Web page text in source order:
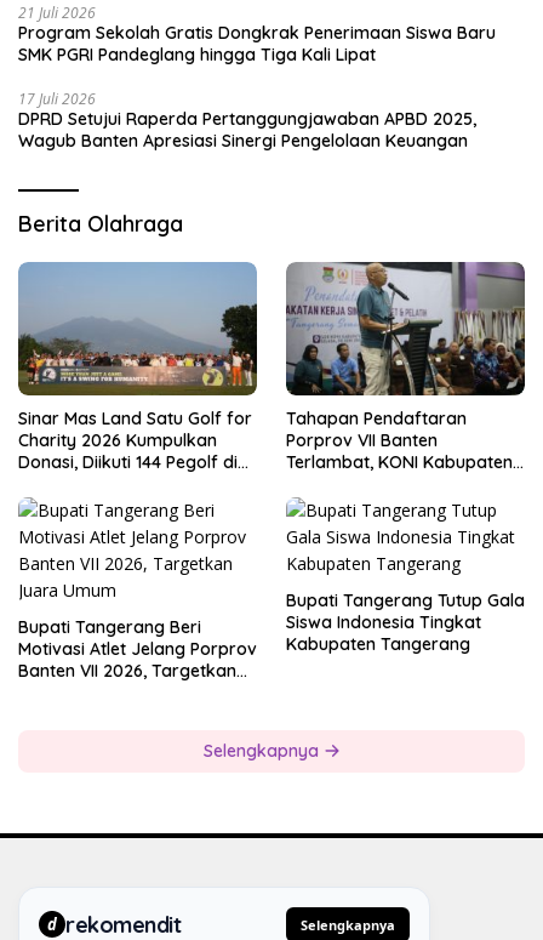
21 Juli 2026
Program Sekolah Gratis Dongkrak Penerimaan Siswa Baru
SMK PGRI Pandeglang hingga Tiga Kali Lipat
17 Juli 2026
DPRD Setujui Raperda Pertanggungjawaban APBD 2025,
Wagub Banten Apresiasi Sinergi Pengelolaan Keuangan
Berita Olahraga
Sinar Mas Land Satu Golf for
Charity 2026 Kumpulkan
Donasi, Diikuti 144 Pegolf di
Tahapan Pendaftaran
Porprov VII Banten
Terlambat, KONI Kabupaten
Kesiapan Panitia
Bupati Tangerang Beri
Motivasi Atlet Jelang Porprov
Banten VII 2026, Targetkan
Bupati Tangerang Tutup Gala
Siswa Indonesia Tingkat
Kabupaten Tangerang
Selengkapnya
d rekomendit Selengkapnya